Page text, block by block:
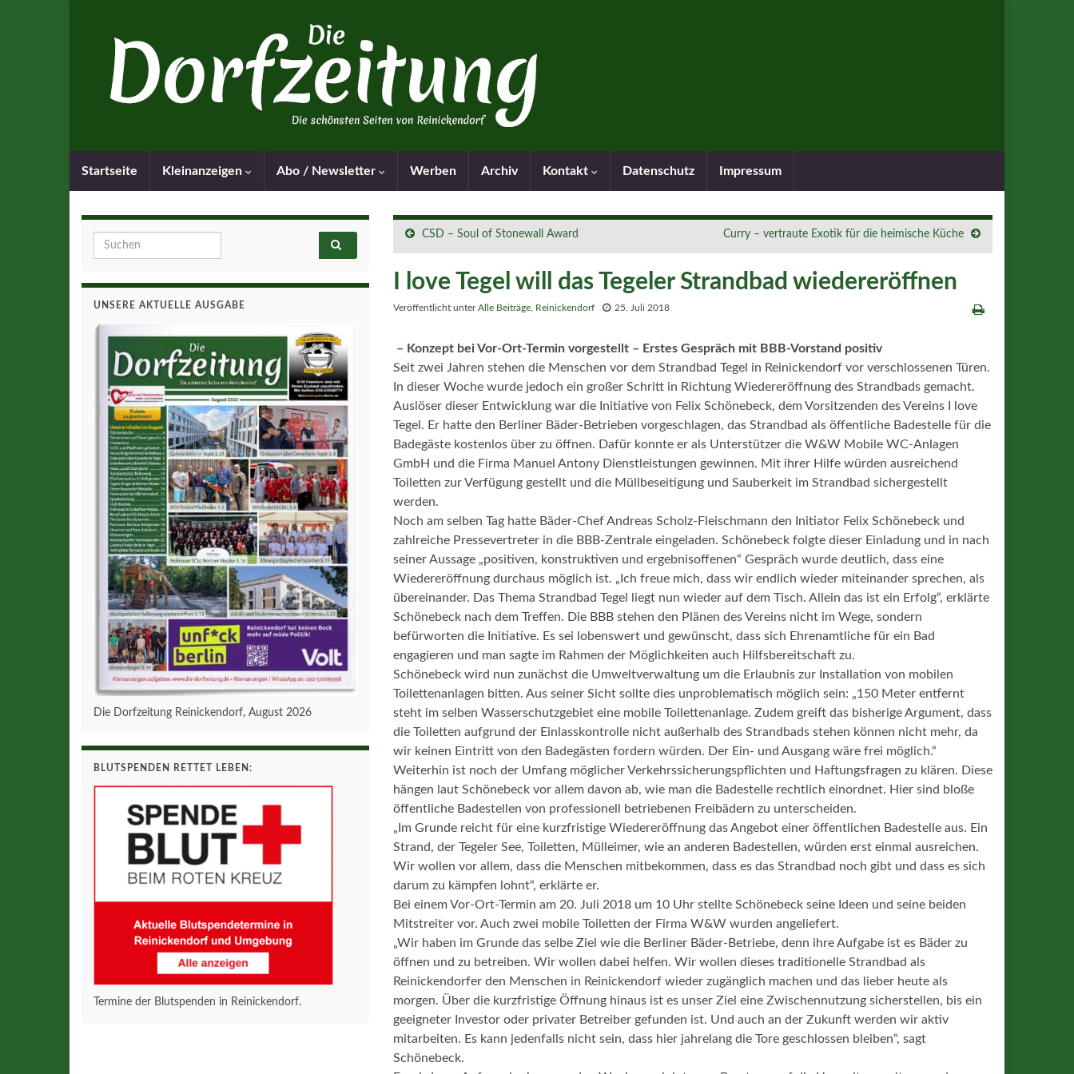
Startseite Kleinanzeigen Abo / Newsletter Werben Archiv Kontakt Datenschutz Impressum
CSD – Soul of Stonewall Award Curry – vertraute Exotik für die heimische Küche
I love Tegel will das Tegeler Strandbad wiedereröffnen
Veröffentlicht unterAlle Beiträge Reinickendorf 25. Juli 2018
– Konzept bei Vor-Ort-Termin vorgestellt – Erstes Gespräch mit BBB-Vorstand positiv
Seit zwei Jahren stehen die Menschen vor dem Strandbad Tegel in Reinickendorf vor verschlossenen Türen.
In dieser Woche wurde jedoch ein großer Schritt in Richtung Wiedereröffnung des Strandbads gemacht.
Auslöser dieser Entwicklung war die Initiative von Felix Schönebeck, dem Vorsitzenden des Vereins I love
Tegel. Er hatte den Berliner Bäder-Betrieben vorgeschlagen, das Strandbad als öffentliche Badestelle für die
Badegäste kostenlos über zu öffnen. Dafür konnte er als Unterstützer die W&W Mobile WC-Anlagen
GmbH und die Firma Manuel Antony Dienstleistungen gewinnen. Mit ihrer Hilfe würden ausreichend
Toiletten zur Verfügung gestellt und die Müllbeseitigung und Sauberkeit im Strandbad sichergestellt
werden.
Noch am selben Tag hatte Bäder-Chef Andreas Scholz-Fleischmann den Initiator Felix Schönebeck und
zahlreiche Pressevertreter in die BBB-Zentrale eingeladen. Schönebeck folgte dieser Einladung und in nach
seiner Aussage „positiven, konstruktiven und ergebnisoffenen“ Gespräch wurde deutlich, dass eine
Wiedereröffnung durchaus möglich ist. „Ich freue mich, dass wir endlich wieder miteinander sprechen, als
übereinander. Das Thema Strandbad Tegel liegt nun wieder auf dem Tisch. Allein das ist ein Erfolg“, erklärte
Schönebeck nach dem Treffen. Die BBB stehen den Plänen des Vereins nicht im Wege, sondern
befürworten die Initiative. Es sei lobenswert und gewünscht, dass sich Ehrenamtliche für ein Bad
engagieren und man sagte im Rahmen der Möglichkeiten auch Hilfsbereitschaft zu.
Schönebeck wird nun zunächst die Umweltverwaltung um die Erlaubnis zur Installation von mobilen
Toilettenanlagen bitten. Aus seiner Sicht sollte dies unproblematisch möglich sein: „150 Meter entfernt
steht im selben Wasserschutzgebiet eine mobile Toilettenanlage. Zudem greift das bisherige Argument, dass
die Toiletten aufgrund der Einlasskontrolle nicht außerhalb des Strandbads stehen können nicht mehr, da
wir keinen Eintritt von den Badegästen fordern würden. Der Ein- und Ausgang wäre frei möglich.“
Weiterhin ist noch der Umfang möglicher Verkehrssicherungspflichten und Haftungsfragen zu klären. Diese
hängen laut Schönebeck vor allem davon ab, wie man die Badestelle rechtlich einordnet. Hier sind bloße
öffentliche Badestellen von professionell betriebenen Freibädern zu unterscheiden.
„Im Grunde reicht für eine kurzfristige Wiedereröffnung das Angebot einer öffentlichen Badestelle aus. Ein
Strand, der Tegeler See, Toiletten, Mülleimer, wie an anderen Badestellen, würden erst einmal ausreichen.
Wir wollen vor allem, dass die Menschen mitbekommen, dass es das Strandbad noch gibt und dass es sich
darum zu kämpfen lohnt“, erklärte er.
Bei einem Vor-Ort-Termin am 20. Juli 2018 um 10 Uhr stellte Schönebeck seine Ideen und seine beiden
Mitstreiter vor. Auch zwei mobile Toiletten der Firma W&W wurden angeliefert.
„Wir haben im Grunde das selbe Ziel wie die Berliner Bäder-Betriebe, denn ihre Aufgabe ist es Bäder zu
öffnen und zu betreiben. Wir wollen dabei helfen. Wir wollen dieses traditionelle Strandbad als
Reinickendorfer den Menschen in Reinickendorf wieder zugänglich machen und das lieber heute als
morgen. Über die kurzfristige Öffnung hinaus ist es unser Ziel eine Zwischennutzung sicherstellen, bis ein
geeigneter Investor oder privater Betreiber gefunden ist. Und auch an der Zukunft werden wir aktiv
mitarbeiten. Es kann jedenfalls nicht sein, dass hier jahrelang die Tore geschlossen bleiben“, sagt
Schönebeck.
Search for:
UNSERE AKTUELLE AUSGABE
Die Dorfzeitung Reinickendorf, August 2026
BLUTSPENDEN RETTET LEBEN:
Termine der Blutspenden in Reinickendorf.